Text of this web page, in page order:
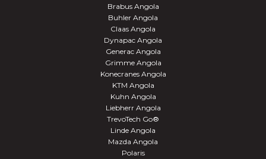
Brabus Angola
Buhler Angola
Claas Angola
Dynapac Angola
Generac Angola
Grimme Angola
Konecranes Angola
KTM Angola
Kuhn Angola
Liebherr Angola
TrevoTech Go®
Linde Angola
Mazda Angola
Polaris